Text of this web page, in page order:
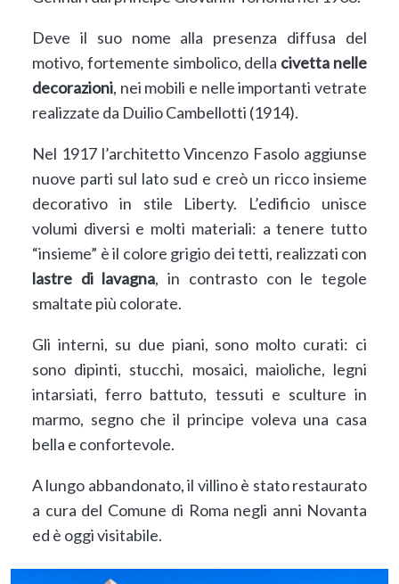
Deve il suo nome alla presenza diffusa del
motivo, fortemente simbolico, della civetta nelle
decorazioni, nei mobili e nelle importanti vetrate
realizzate da Duilio Cambellotti (1914).
Nel 1917 l’architetto Vincenzo Fasolo aggiunse
nuove parti sul lato sud e creò un ricco insieme
decorativo in stile Liberty. L’edificio unisce
volumi diversi e molti materiali: a tenere tutto
“insieme” è il colore grigio dei tetti, realizzati con
lastre di lavagna, in contrasto con le tegole
smaltate più colorate.
Gli interni, su due piani, sono molto curati: ci
sono dipinti, stucchi, mosaici, maioliche, legni
intarsiati, ferro battuto, tessuti e sculture in
marmo, segno che il principe voleva una casa
bella e confortevole.
A lungo abbandonato, il villino è stato restaurato
a cura del Comune di Roma negli anni Novanta
ed è oggi visitabile.